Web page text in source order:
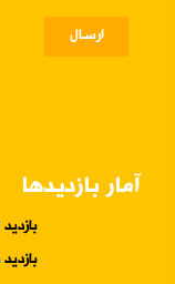
ارسـال
آمار بازدیدها
بازدید